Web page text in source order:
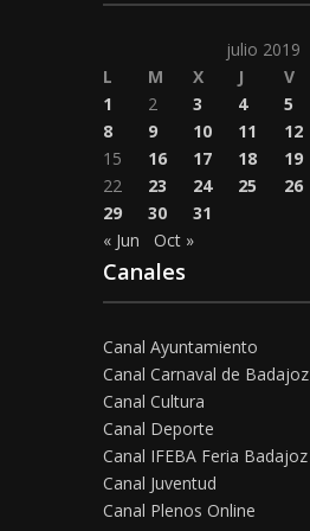
julio 2019
L
M X J V
1
2 3 4 5
8
9 10 11 12
15
16 17 18 19
22
23 24 25 26
29
30
31
« Jun
Oct »
Canales
Canal Ayuntamiento
Canal Carnaval de Badajoz
Canal Cultura
Canal Deporte
Canal IFEBA Feria Badajoz
Canal Juventud
Canal Plenos Online